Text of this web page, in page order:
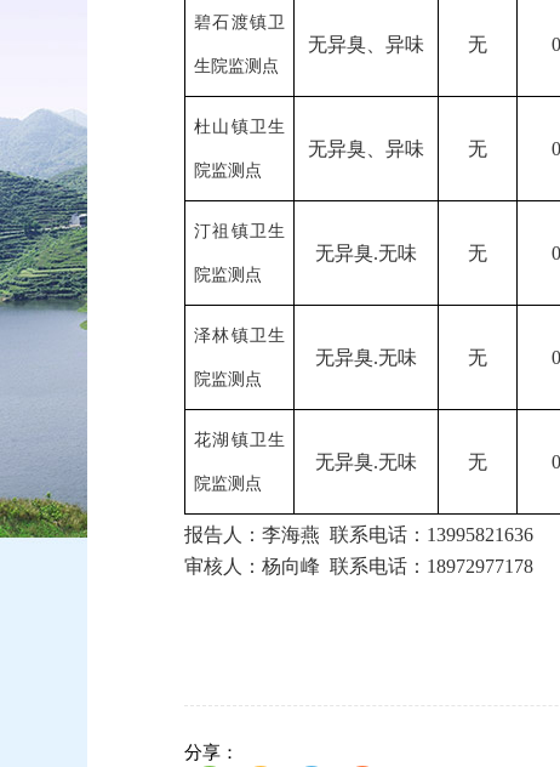
碧石渡镇卫
生院监测点
无异臭、异味 无
杜山镇卫生
院监测点
无异臭、异味 无
汀祖镇卫生
院监测点
无异臭.无味 无
泽林镇卫生
院监测点
无异臭.无味 无
花湖镇卫生
院监测点
无异臭.无味 无
报告人： 李海燕 联系电话： 13995821636
审核人： 杨向峰 联系电话： 18972977178
分享：